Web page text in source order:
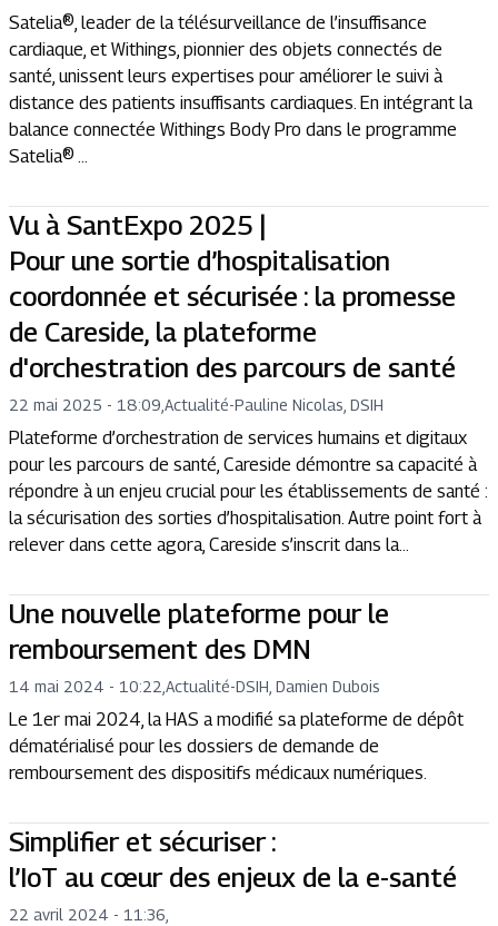
Satelia®, leader de la télésurveillance de l’insuffisance
cardiaque, et Withings, pionnier des objets connectés de
santé, unissent leurs expertises pour améliorer le suivi à
distance des patients insuffisants cardiaques. En intégrant la
balance connectée Withings Body Pro dans le programme
Satelia® ...
Vu à SantExpo 2025 |
Pour une sortie d’hospitalisation
coordonnée et sécurisée : la promesse
de Careside, la plateforme
d'orchestration des parcours de santé
22 mai 2025 - 18:09 Actualité-Pauline Nicolas, DSIH
Plateforme d’orchestration de services humains et digitaux
pour les parcours de santé, Careside démontre sa capacité à
répondre à un enjeu crucial pour les établissements de santé :
la sécurisation des sorties d’hospitalisation. Autre point fort à
relever dans cette agora, Careside s’inscrit dans la...
Une nouvelle plateforme pour le
remboursement des DMN
14 mai 2024 - 10:22 Actualité-DSIH, Damien Dubois
Le 1er mai 2024, la HAS a modifié sa plateforme de dépôt
dématérialisé pour les dossiers de demande de
remboursement des dispositifs médicaux numériques.
Simplifier et sécuriser :
l’IoT au cœur des enjeux de la e-santé
22 avril 2024 - 11:36